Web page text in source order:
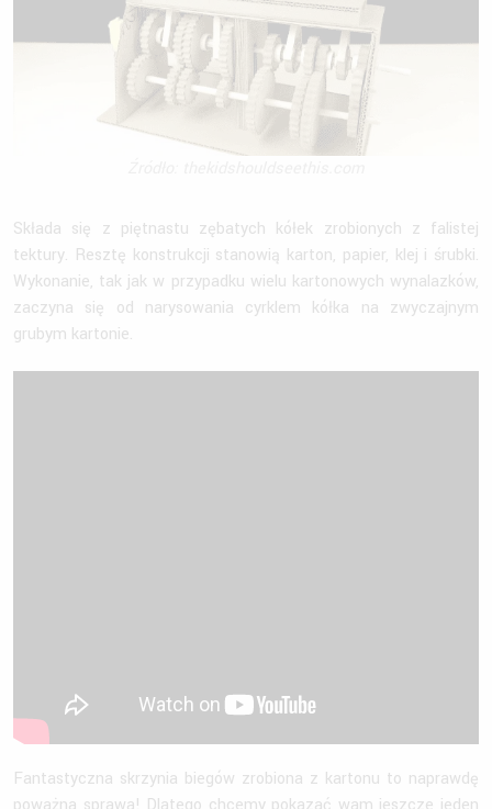
Składa się z piętnastu zębatych kółek zrobionych z falistej
tektury. Resztę konstrukcji stanowią karton, papier, klej i śrubki.
Wykonanie, tak jak w przypadku wielu kartonowych wynalazków,
zaczyna się od narysowania cyrklem kółka na zwyczajnym
grubym kartonie.
Fantastyczna skrzynia biegów zrobiona z kartonu to naprawdę